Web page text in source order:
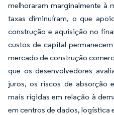
melhoraram marginalmente à
taxas diminuíram, o que
construção e aquisição no
custos de capital
mercado de construção
que os desenvolvedores
juros, os riscos de absorção
mais rígidas em relação à
em centros de dados, logística